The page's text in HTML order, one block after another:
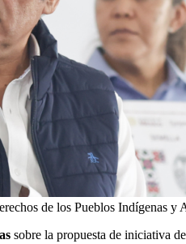
de los Pueblos Indígenas y
sobre la propuesta de iniciativa